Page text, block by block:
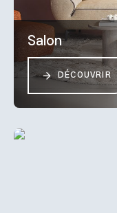
Salon
DÉCOUVRIR